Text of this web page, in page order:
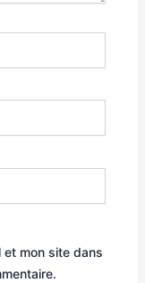
et mon site dans